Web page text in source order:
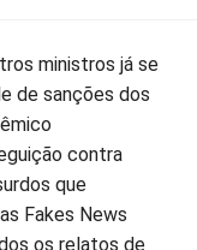
ministros já se
de sanções dos
contra
que
Fakes News
os relatos de